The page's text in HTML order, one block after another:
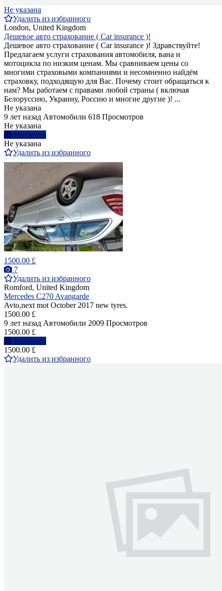
Не указана
Удалить из избранного
London, United Kingdom
Дешевое авто страхование ( Car insurance )!
Дешевое авто страхование ( Car insurance )! Здравствуйте!
Предлагаем услуги страхования автомобиля, вана и
мотоцикла по низким ценам. Мы сравниваем цены со
многими страховыми компаниями и несомненно найдём
страховку, подходящую для Вас. Почему стоит обращаться к
нам? Мы работаем с правами любой страны ( включая
Белоруссию, Украину, Россию и многие другие )! ...
Не указана
9 лет назад Автомобили 618 Просмотров
Не указана
Написать
Не указана
Удалить из избранного
1500.00 £
7
Удалить из избранного
Romford, United Kingdom
Mercedes C270 Avangarde
Avto,next mot October 2017 new tyres.
1500.00 £
9 лет назад Автомобили 2009 Просмотров
1500.00 £
Написать
1500.00 £
Удалить из избранного